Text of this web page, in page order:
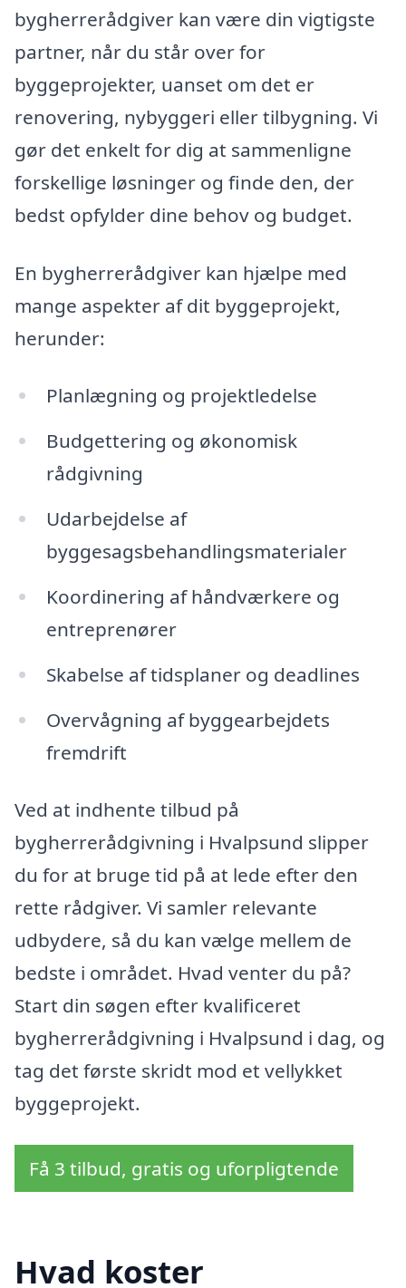
bygherrerådgiver kan være din vigtigste
partner, når du står over for
byggeprojekter, uanset om det er
renovering, nybyggeri eller tilbygning. Vi
gør det enkelt for dig at sammenligne
forskellige løsninger og finde den, der
bedst opfylder dine behov og budget.
En bygherrerådgiver kan hjælpe med
mange aspekter af dit byggeprojekt,
herunder:
Planlægning og projektledelse
Budgettering og økonomisk
rådgivning
Udarbejdelse af
byggesagsbehandlingsmaterialer
Koordinering af håndværkere og
entreprenører
Skabelse af tidsplaner og deadlines
Overvågning af byggearbejdets
fremdrift
Ved at indhente tilbud på
bygherrerådgivning i Hvalpsund slipper
du for at bruge tid på at lede efter den
rette rådgiver. Vi samler relevante
udbydere, så du kan vælge mellem de
bedste i området. Hvad venter du på?
Start din søgen efter kvalificeret
bygherrerådgivning i Hvalpsund i dag, og
tag det første skridt mod et vellykket
byggeprojekt.
Få 3 tilbud, gratis og uforpligtende
Hvad koster